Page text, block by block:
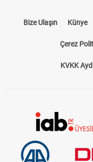
Bize Ulaşın Künye
Çerez
KVKK